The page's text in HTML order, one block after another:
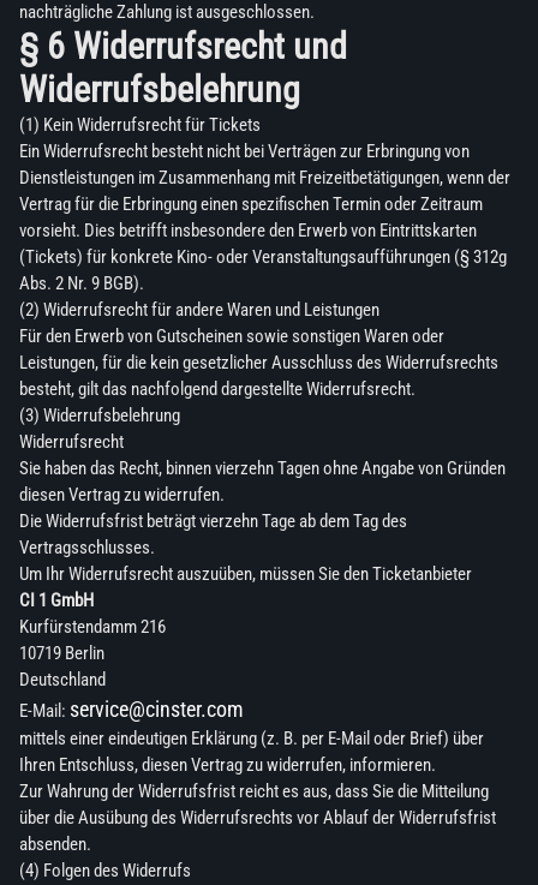
nachträgliche Zahlung ist ausgeschlossen.
§ 6 Widerrufsrecht und
Widerrufsbelehrung
(1) Kein Widerrufsrecht für Tickets
Ein Widerrufsrecht besteht nicht bei Verträgen zur Erbringung von
Dienstleistungen im Zusammenhang mit Freizeitbetätigungen, wenn der
Vertrag für die Erbringung einen spezifischen Termin oder Zeitraum
vorsieht. Dies betrifft insbesondere den Erwerb von Eintrittskarten
(Tickets) für konkrete Kino- oder Veranstaltungsaufführungen (§ 312g
Abs. 2 Nr. 9 BGB).
(2) Widerrufsrecht für andere Waren und Leistungen
Für den Erwerb von Gutscheinen sowie sonstigen Waren oder
Leistungen, für die kein gesetzlicher Ausschluss des Widerrufsrechts
besteht, gilt das nachfolgend dargestellte Widerrufsrecht.
(3) Widerrufsbelehrung
Widerrufsrecht
Sie haben das Recht, binnen vierzehn Tagen ohne Angabe von Gründen
diesen Vertrag zu widerrufen.
Die Widerrufsfrist beträgt vierzehn Tage ab dem Tag des
Vertragsschlusses.
Um Ihr Widerrufsrecht auszuüben, müssen Sie den Ticketanbieter
CI 1 GmbH
Kurfürstendamm 216
10719 Berlin
Deutschland
E-Mail: service@cinster.com
mittels einer eindeutigen Erklärung (z. B. per E-Mail oder Brief) über
Ihren Entschluss, diesen Vertrag zu widerrufen, informieren.
Zur Wahrung der Widerrufsfrist reicht es aus, dass Sie die Mitteilung
über die Ausübung des Widerrufsrechts vor Ablauf der Widerrufsfrist
absenden.
(4) Folgen des Widerrufs